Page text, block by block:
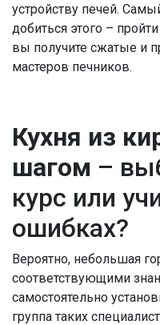
устройству печей.
добиться этого –
вы получите сжатые и
мастеров печников.
Кухня из
шагом –
курс или
ошибках?
Вероятно, небольшая
соответствующими
самостоятельно
группа таких